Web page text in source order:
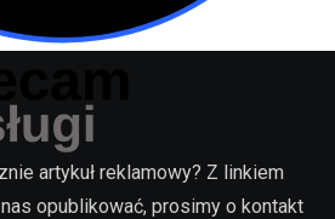
artykuł reklamowy? Z linkiem
opublikować, prosimy o kontakt